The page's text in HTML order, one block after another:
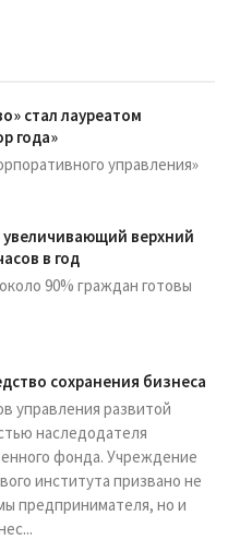
стал лауреатом
года»
управления»
увеличивающий верхний
в год
90% граждан готовы
сохранения бизнеса
управления развитой
наследодателя
фонда. Учреждение
института призвано не
предпринимателя, но и